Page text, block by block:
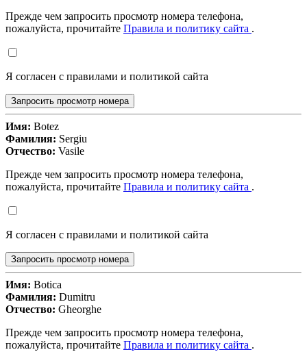
Прежде чем запросить просмотр номера телефона,
пожалуйста, прочитайте Правила и политику сайта .
Я согласен с правилами и политикой сайта
Запросить просмотр номера
Имя: Botez
Фамилия: Sergiu
Отчество: Vasile
Прежде чем запросить просмотр номера телефона,
пожалуйста, прочитайте Правила и политику сайта .
Я согласен с правилами и политикой сайта
Запросить просмотр номера
Имя: Botica
Фамилия: Dumitru
Отчество: Gheorghe
Прежде чем запросить просмотр номера телефона,
пожалуйста, прочитайте Правила и политику сайта .